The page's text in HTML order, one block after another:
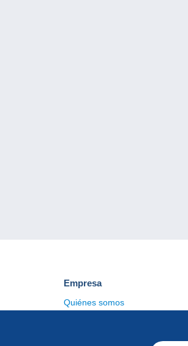
Empresa
Quiénes somos